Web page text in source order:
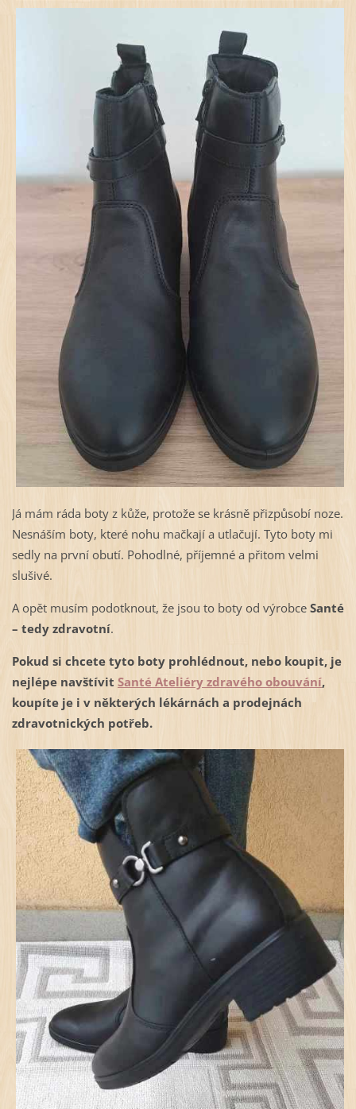
Já mám ráda boty z kůže, protože se krásně přizpůsobí noze.
Nesnáším boty, které nohu mačkají a utlačují. Tyto boty mi
sedly na první obutí. Pohodlné, příjemné a přitom velmi
slušivé.
A opět musím podotknout, že jsou to boty od výrobce Santé
– tedy zdravotní.
Pokud si chcete tyto boty prohlédnout, nebo koupit, je
nejlépe navštívit Santé Ateliéry zdravého obouvání,
koupíte je i v některých lékárnách a prodejnách
zdravotnických potřeb.